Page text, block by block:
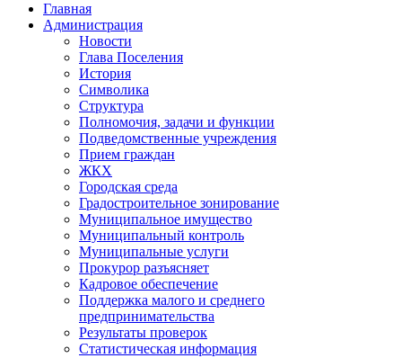
Главная
Администрация
Новости
Глава Поселения
История
Символика
Структура
Полномочия, задачи и функции
Подведомственные учреждения
Прием граждан
ЖКХ
Городская среда
Градостроительное зонирование
Муниципальное имущество
Муниципальный контроль
Муниципальные услуги
Прокурор разъясняет
Кадровое обеспечение
Поддержка малого и среднего
предпринимательства
Результаты проверок
Статистическая информация